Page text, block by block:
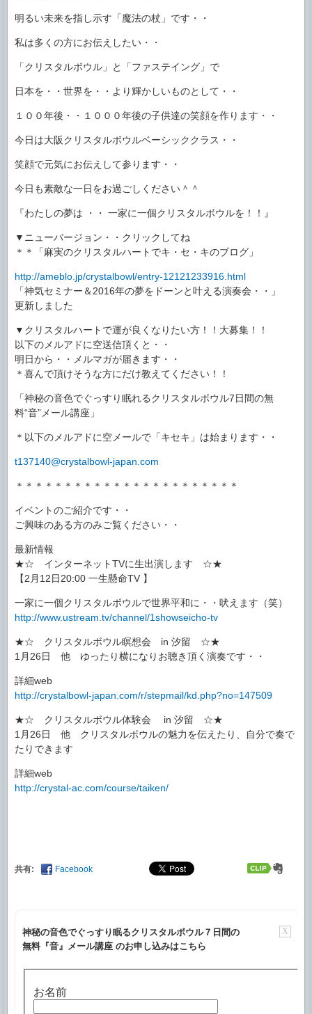
明るい未来を指し示す「魔法の杖」です・・
私は多くの方にお伝えしたい・・
「クリスタルボウル」と「ファステイング」で
日本を・・世界を・・より輝かしいものとして・・
１００年後・・１０００年後の子供達の笑顔を作ります・・
今日は大阪クリスタルボウルベーシッククラス・・
笑顔で元気にお伝えして参ります・・
今日も素敵な一日をお過ごしください＾＾
『わたしの夢は ・・ 一家に一個クリスタルボウルを！！』
▼ニューバージョン・・クリックしてね
＊＊「麻実のクリスタルハートでキ・セ・キのブログ」
http://ameblo.jp/crystalbowl/entry-12121233916.html
「神気セミナー＆2016年の夢をドーンと叶える演奏会・・」
更新しました
▼クリスタルハートで運が良くなりたい方！！大募集！！
以下のメルアドに空送信頂くと・・
明日から・・メルマガが届きます・・
＊喜んで頂けそうな方にだけ教えてください！！
「神秘の音色でぐっすり眠れるクリスタルボウル7日間の無
料“音”メール講座」
＊以下のメルアドに空メールで「キセキ」は始まります・・
t137140@crystalbowl-japan.com
＊＊＊＊＊＊＊＊＊＊＊＊＊＊＊＊＊＊＊＊＊＊＊
イベントのご紹介です・・
ご興味のある方のみご覧ください・・
最新情報
★☆ インターネットTVに生出演します ☆★
【2月12日20:00 一生懸命TV 】
一家に一個クリスタルボウルで世界平和に・・吠えます（笑）
http://www.ustream.tv/channel/1showseicho-tv
★☆ クリスタルボウル瞑想会 in 汐留 ☆★
1月26日 他 ゆったり横になりお聴き頂く演奏です・・
詳細web
http://crystalbowl-japan.com/r/stepmail/kd.php?no=147509
★☆ クリスタルボウル体験会 in 汐留 ☆★
1月26日 他 クリスタルボウルの魅力を伝えたり、自分で奏で
たりできます
詳細web
http://crystal-ac.com/course/taiken/
共有: Facebook
X
神秘の音色でぐっすり眠るクリスタルボウル７日間の
無料『音』メール講座 のお申し込みはこちら
お名前